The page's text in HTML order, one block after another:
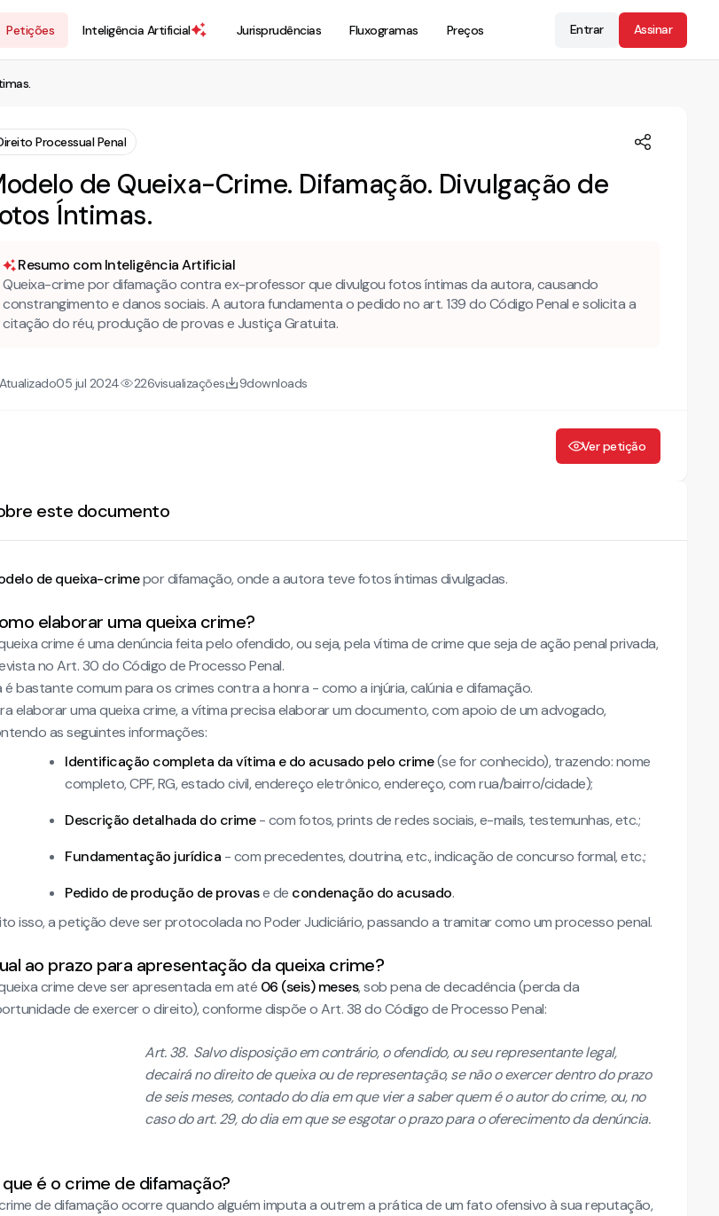
Petições Inteligência Artificial Jurisprudências Fluxogramas Preços Entrar Assinar
Processual Penal
de Queixa-Crime. Difamação. Divulgação de
Íntimas.
Resumo com Inteligência Artificial
Queixa-crime por difamação contra ex-professor que divulgou fotos íntimas da autora, causando
constrangimento e danos sociais. A autora fundamenta o pedido no art. 139 do Código Penal e solicita a
citação do réu, produção de provas e Justiça Gratuita.
Atualizado05 jul 2024 226visualizações 9downloads
Ver petição
este documento
de queixa-crimepor difamação, onde a autora teve fotos íntimas divulgadas.
elaborar uma queixa crime?
crime é uma denúncia feita pelo ofendido, ou seja, pela vítima de crime que seja de ação penal privada,
no Art. 30 do Código de Processo Penal.
é bastante comum para os crimes contra a honra - como a injúria, calúnia e difamação.
elaborar uma queixa crime, a vítima precisa elaborar um documento, com apoio de um advogado,
as seguintes informações:
Identificação completa da vítima e do acusado pelo crime(se for conhecido), trazendo: nome
completo, CPF, RG, estado civil, endereço eletrônico, endereço, com rua/bairro/cidade);
Descrição detalhada do crime- com fotos, prints de redes sociais, e-mails, testemunhas, etc.;
Fundamentação jurídica - com precedentes, doutrina, etc., indicação de concurso formal, etc.;
Pedido de produção de provase de condenação do acusado.
isso, a petição deve ser protocolada no Poder Judiciário, passando a tramitar como um processo penal.
ao prazo para apresentação da queixa crime?
crime deve ser apresentada em até 06 (seis) meses, sob pena de decadência (perda da
de exercer o direito), conforme dispõe o Art. 38 do Código de Processo Penal:
Art. 38. Salvo disposição em contrário, o ofendido, ou seu representante legal,
decairá no direito de queixa ou de representação, se não o exercer dentro do prazo
de seis meses, contado do dia em que vier a saber quem é o autor do crime, ou, no
caso do art. 29, do dia em que se esgotar o prazo para o oferecimento da denúncia.
que é o crime de difamação?
de difamação ocorre quando alguém imputa a outrem a prática de um fato ofensivo à sua reputação,